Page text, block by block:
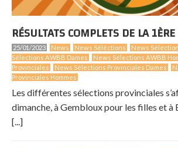
RÉSULTATS COMPLETS DE LA
25/01/2023 News News Séléctions News
Sélections AWBB Dames
News Sélections AWBB
Provinciales
News Sélections Provinciales Dames
Provinciales Hommes
Les différentes sélections provinciales
dimanche, à Gembloux pour les filles et à
[...]